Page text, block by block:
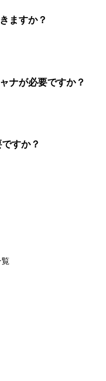
ますか？
ナが必要ですか？
すか？